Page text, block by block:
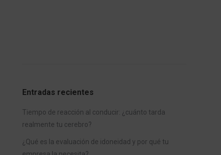
Entradas recientes
Tiempo de reacción al conducir: ¿cuánto tarda
realmente tu cerebro?
¿Qué es la evaluación de idoneidad y por qué tu